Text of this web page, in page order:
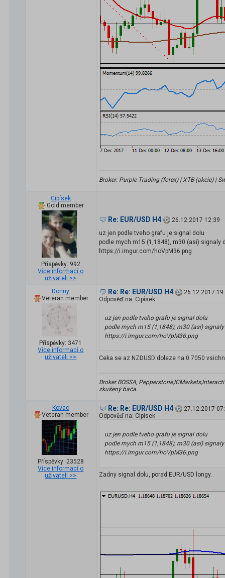
Broker: Purple Trading (forex) | XTB (akcie) |
Cipísek
Gold member
Příspěvky: 992
Více informací o
uživateli >>
Re: EUR/USD H4
26.12.2017 12:39
uz jen podle tveho grafu je signal dolu
podle mych m15 (1,1848), m30 (asi)
https://i.imgur.com/hoVpM36.png
Donny
Veteran member
Příspěvky: 3471
Více informací o
uživateli >>
Re: Re: EUR/USD H4
26.12.2017
Odpověď na: Cipísek
uz jen podle tveho grafu je signal dolu
podle mych m15 (1,1848), m30 (asi)
https://i.imgur.com/hoVpM36.png
Ceka se az NZDUSD doleze na 0.7050
Broker BOSSA,
zkušený bača.
Kovac
Veteran member
Příspěvky: 23528
Více informací o
uživateli >>
Re: Re: EUR/USD H4
27.12.2017
Odpověď na: Cipísek
uz jen podle tveho grafu je signal dolu
podle mych m15 (1,1848), m30 (asi)
https://i.imgur.com/hoVpM36.png
Zadny signal dolu, porad EUR/USD longy.